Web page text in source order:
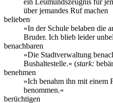
über jemandes Ruf machen
belieben
»In der Schule belaben die
Bruder. Ich blieb leider
benachbaren
»Die Stadtverwaltung
Bushaltestelle.« (stark:
benehmen
»Ich benahm ihn mit einem
benommen.«
berüchtigen